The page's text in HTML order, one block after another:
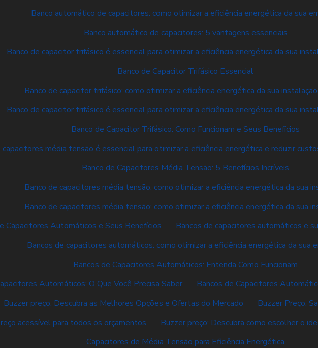
Banco automático de capacitores: como otimizar a eficiência energética da sua
Banco automático de capacitores: 5 vantagens essenciais
Banco de capacitor trifásico é essencial para otimizar a eficiência energética da sua
Banco de Capacitor Trifásico Essencial
Banco de capacitor trifásico: como otimizar a eficiência energética da sua
Banco de capacitor trifásico é essencial para otimizar a eficiência energética da sua
Banco de Capacitor Trifásico: Como Funcionam e Seus Benefícios
capacitores média tensão é essencial para otimizar a eficiência energética e reduzir
Banco de Capacitores Média Tensão: 5 Benefícios Incríveis
Banco de capacitores média tensão: como otimizar a eficiência energética da sua
Banco de capacitores média tensão: como otimizar a eficiência energética da sua
Capacitores Automáticos e Seus Benefícios
Bancos de capacitores automáticos e
Bancos de capacitores automáticos: como otimizar a eficiência energética da sua
Bancos de Capacitores Automáticos: Entenda Como Funcionam
Automáticos: O Que Você Precisa Saber
Bancos de Capacitores
Buzzer preço: Descubra as Melhores Opções e Ofertas do Mercado
Buzzer Preço:
acessível para todos os orçamentos
Buzzer preço: Descubra como escolher o
Capacitores de Média Tensão para Eficiência Energética